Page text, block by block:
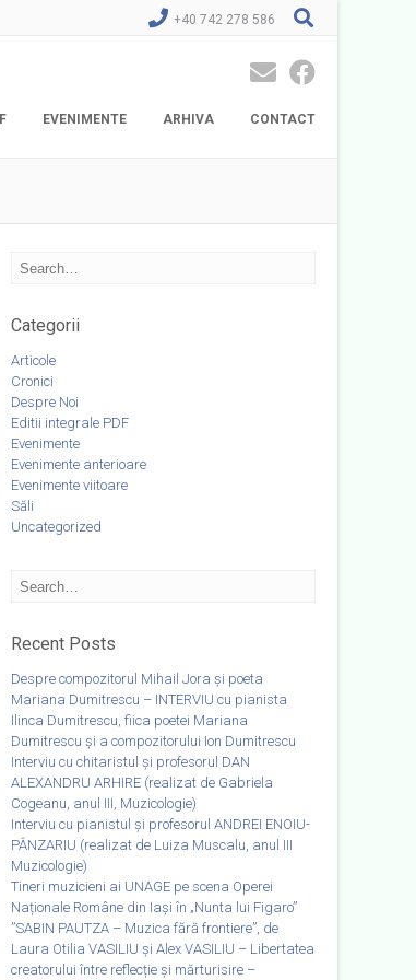
+40 742 278 586
EVENIMENTE ARHIVA CONTACT
Categorii
Articole
Cronici
Despre Noi
Editii integrale PDF
Evenimente
Evenimente anterioare
Evenimente viitoare
Săli
Uncategorized
Recent Posts
Despre compozitorul Mihail Jora și poeta
Mariana Dumitrescu – INTERVIU cu pianista
Ilinca Dumitrescu, fiica poetei Mariana
Dumitrescu și a compozitorului Ion Dumitrescu
Interviu cu chitaristul și profesorul DAN
ALEXANDRU ARHIRE (realizat de Gabriela
Cogeanu, anul III, Muzicologie)
Interviu cu pianistul și profesorul ANDREI ENOIU-
PÂNZARIU (realizat de Luiza Muscalu, anul III
Muzicologie)
Tineri muzicieni ai UNAGE pe scena Operei
Naționale Române din Iași în „Nunta lui Figaro”
”SABIN PAUTZA – Muzica fără frontiere”, de
Laura Otilia VASILIU și Alex VASILIU – Libertatea
creatorului între reflecție și mărturisire –